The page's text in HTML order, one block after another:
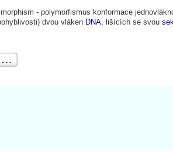
- polymorfismus konformace
dvou vláken DNA, lišících se svou